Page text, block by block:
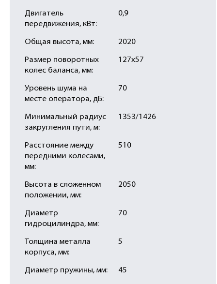
Двигатель
передвижения, кВт:
0,9
Общая высота, мм: 2020
Размер поворотных
колес баланса, мм:
127х57
Уровень шума на
месте оператора, дБ:
70
Минимальный радиус
закругления пути, м:
1353/1426
Расстояние между
передними колесами,
мм:
510
Высота в сложенном
положении, мм:
2050
Диаметр
гидроцилиндра, мм:
70
Толщина металла
корпуса, мм:
5
Диаметр пружины, мм: 45